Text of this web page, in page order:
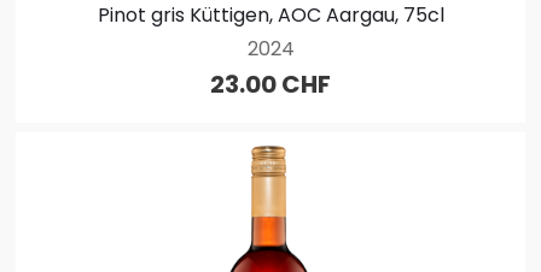
Pinot gris Küttigen, AOC Aargau, 75cl
2024
23.00 CHF